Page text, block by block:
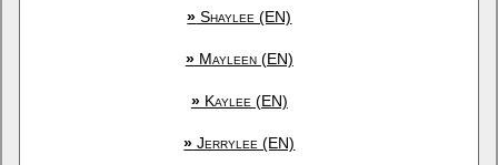
» Shaylee (EN)
»Mayleen (EN)
»Kaylee (EN)
» Jerrylee (EN)